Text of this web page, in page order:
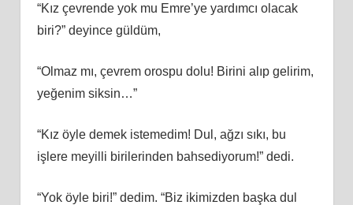
“Kız çevrende yok mu Emre’ye yardımcı olacak
biri?” deyince güldüm,
“Olmaz mı, çevrem orospu dolu! Birini alıp gelirim,
yeğenim siksin…”
“Kız öyle demek istemedim! Dul, ağzı sıkı, bu
işlere meyilli birilerinden bahsediyorum!” dedi.
“Yok öyle biri!” dedim. “Biz ikimizden başka dul